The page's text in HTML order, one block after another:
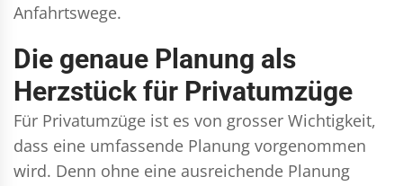
Anfahrtswege.
Die genaue Planung als
Herzstück für Privatumzüge
Für Privatumzüge ist es von grosser Wichtigkeit,
dass eine umfassende Planung vorgenommen
wird. Denn ohne eine ausreichende Planung